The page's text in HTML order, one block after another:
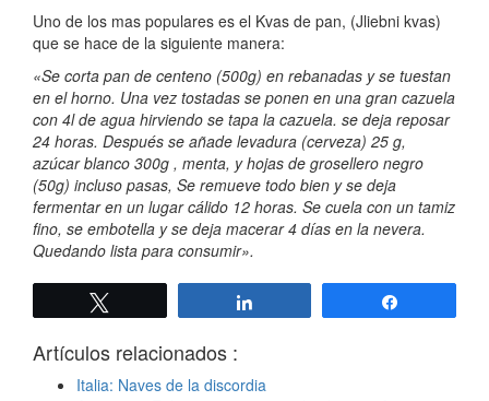
Uno de los mas populares es el Kvas de pan, (Jliebni kvas)
que se hace de la siguiente manera:
«Se corta pan de centeno (500g) en rebanadas y se tuestan
en el horno. Una vez tostadas se ponen en una gran cazuela
con 4l de agua hirviendo se tapa la cazuela. se deja reposar
24 horas. Después se añade levadura (cerveza) 25 g,
azúcar blanco 300g , menta, y hojas de grosellero negro
(50g) incluso pasas, Se remueve todo bien y se deja
fermentar en un lugar cálido 12 horas. Se cuela con un tamiz
fino, se embotella y se deja macerar 4 días en la nevera.
Quedando lista para consumir».
Artículos relacionados :
Italia: Naves de la discordia